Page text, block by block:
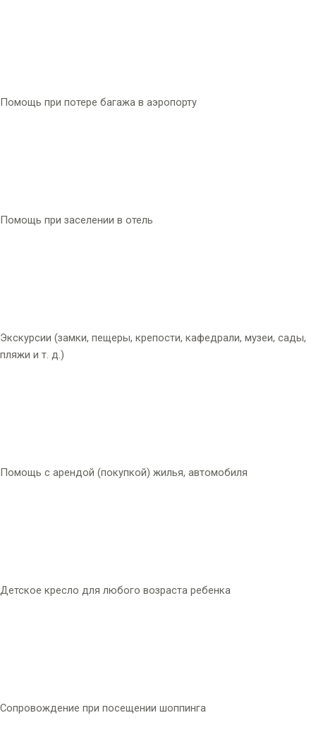
Помощь при потере багажа в аэропорту
Помощь при заселении в отель
Экскурсии (замки, пещеры, крепости, кафедрали, музеи, сады,
пляжи и т. д.)
Помощь с арендой (покупкой) жилья, автомобиля
Детское кресло для любого возраста ребенка
Сопровождение при посещении шоппинга